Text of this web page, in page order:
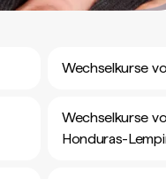
Wechselkurse
Wechselkurse
Honduras-